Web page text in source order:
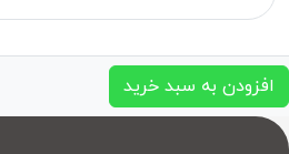
افزودن به سبد خرید